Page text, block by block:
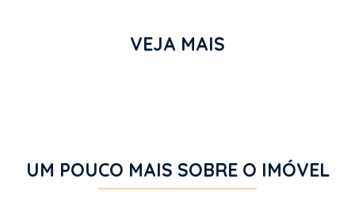
VEJA MAIS
UM POUCO MAIS SOBRE O IMÓVEL